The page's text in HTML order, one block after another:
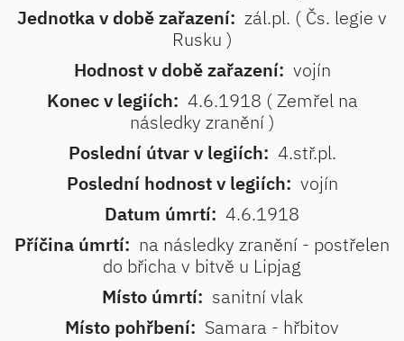
Jednotka v době zařazení: zál.pl. ( Čs. legie v
Rusku )
Hodnost v době zařazení: vojín
Konec v legiích: 4.6.1918 ( Zemřel na
následky zranění )
Poslední útvar v legiích: 4.stř.pl.
Poslední hodnost v legiích: vojín
Datum úmrtí: 4.6.1918
Příčina úmrtí: na následky zranění - postřelen
do břicha v bitvě u Lipjag
Místo úmrtí: sanitní vlak
Místo pohřbení: Samara - hřbitov